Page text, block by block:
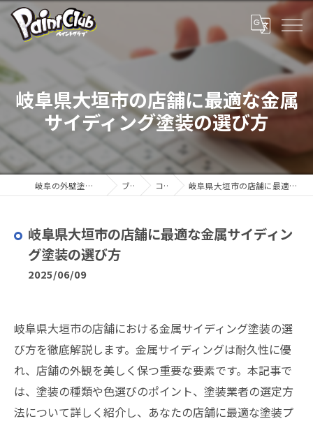
岐阜県大垣市の店舗に最適な金属
サイディング塗装の選び方
岐阜の外壁塗装ならペイントクラブ ブログ コラム 岐阜県大垣市の店舗に最適な金属サイディング塗装の選び方
岐阜県大垣市の店舗に最適な金属サイディン
グ塗装の選び方
2025/06/09
岐阜県大垣市の店舗における金属サイディング塗装の選
び方を徹底解説します。金属サイディングは耐久性に優
れ、店舗の外観を美しく保つ重要な要素です。本記事で
は、塗装の種類や色選びのポイント、塗装業者の選定方
法について詳しく紹介し、あなたの店舗に最適な塗装プ